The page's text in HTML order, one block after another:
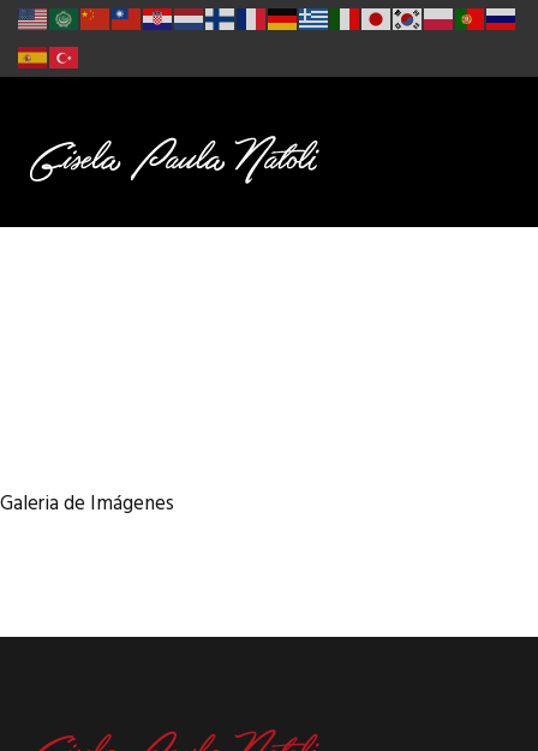
Galeria de Imágenes